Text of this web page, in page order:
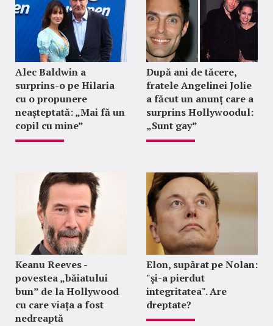
Alec Baldwin a
surprins-o pe Hilaria
cu o propunere
neașteptată: „Mai fă un
copil cu mine”
După ani de tăcere,
fratele Angelinei Jolie
a făcut un anunț care a
surprins Hollywoodul:
„Sunt gay”
Keanu Reeves -
povestea „băiatului
bun” de la Hollywood
cu care viața a fost
nedreaptă
Elon, supărat pe Nolan:
"şi-a pierdut
integritatea". Are
dreptate?